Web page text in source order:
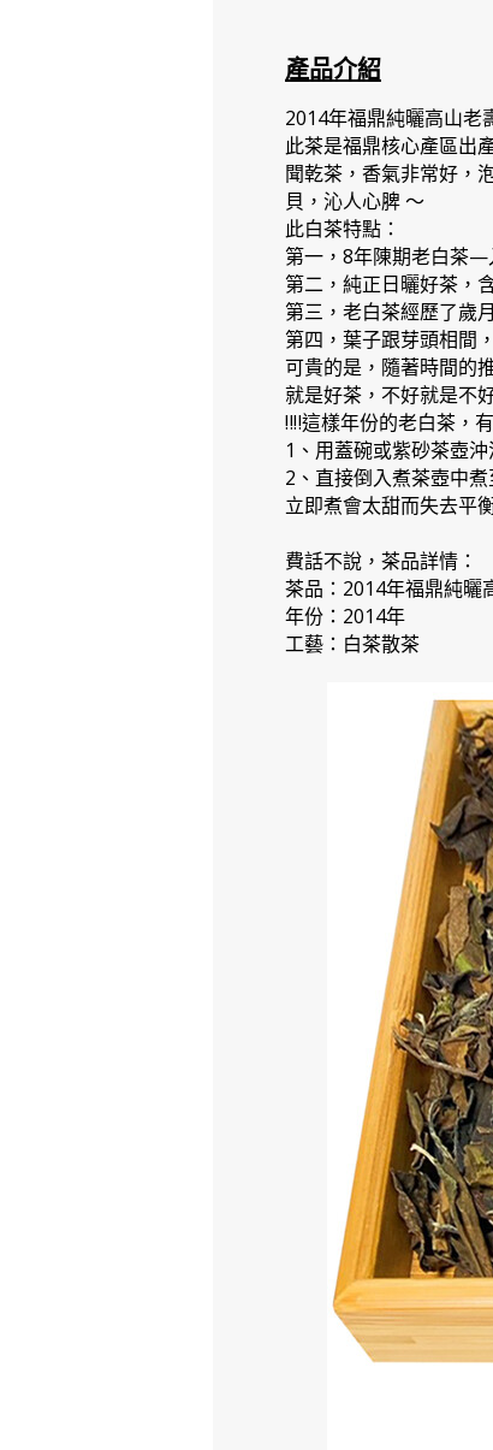
產品介紹
2014年福鼎純曬高山老
此茶是福鼎核心產區出
聞乾茶，香氣非常好，
貝，沁人心脾 ～
此白茶特點：
第一，8年陳期老白茶—
第二，純正日曬好茶，
第三，老白茶經歷了歲
第四，葉子跟芽頭相間
可貴的是，隨著時間的
就是好茶，不好就是不
‼️‼️這樣年份的老白茶，
1、用蓋碗或紫砂茶壺
2、直接倒入煮茶壺中
立即煮會太甜而失去平衡
費話不說，茶品詳情：
茶品：2014年福鼎純曬
年份：2014年
工藝：白茶散茶